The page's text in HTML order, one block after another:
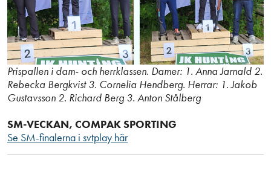
Prispallen i dam- och herrklassen. Damer: 1. Anna Jarnald 2.
Rebecka Bergkvist 3. Cornelia Hendberg. Herrar: 1. Jakob
Gustavsson 2. Richard Berg 3. Anton Stålberg
SM-VECKAN, COMPAK SPORTING
Se SM-finalerna i svtplay här